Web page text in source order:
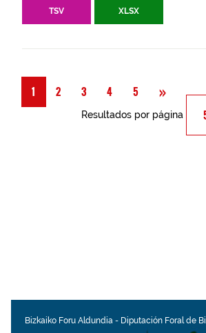
TSV XLSX
1 2 3 4 5 »
Resultados por página
Bizkaiko Foru Aldundia - Diputación Foral de